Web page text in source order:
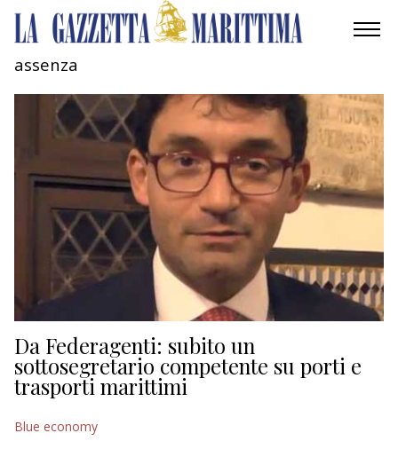
MOBILITÀ
RICERCA
ECONOMIA
TURISMO
CULTURA
NAUTICA
EDITORIALI
assenza
Da Federagenti: subito un
sottosegretario competente su porti e
trasporti marittimi
Blue economy